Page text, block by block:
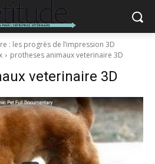
: les progrès de l’impression 3D
protheses animaux veterinaire 3D
veterinaire 3D